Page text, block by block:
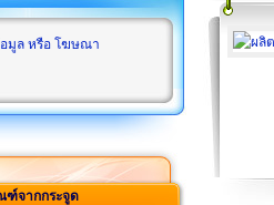
มูล หรือ โฆษณา
ฑ์จากกระจูด